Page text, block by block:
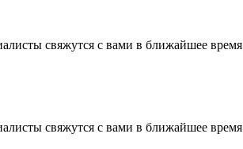
свяжутся с вами в ближайшее время
свяжутся с вами в ближайшее время